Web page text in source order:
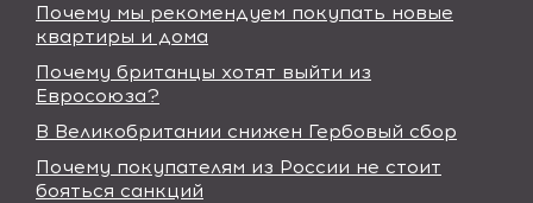
Почему мы рекомендуем покупать новые
квартиры и дома
Почему британцы хотят выйти из
Евросоюза?
В Великобритании снижен Гербовый сбор
Почему покупателям из России не стоит
бояться санкций